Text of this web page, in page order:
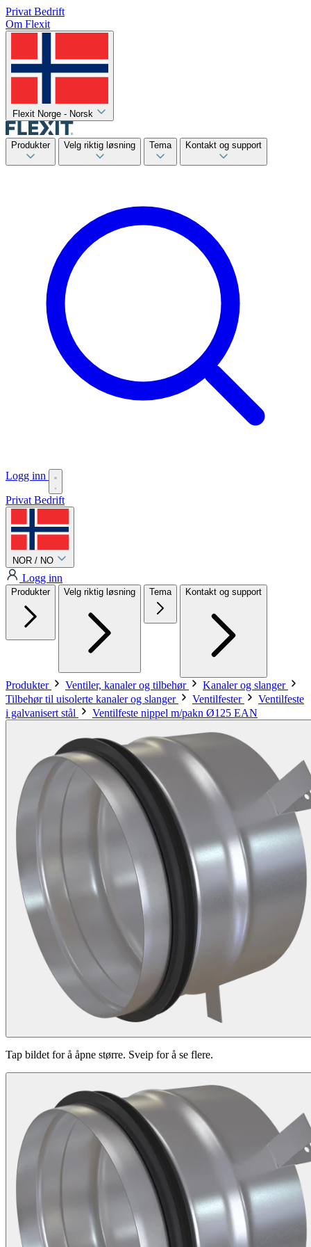
Privat Bedrift
Om Flexit
Flexit Norge - Norsk
Produkter Velg riktig løsning Tema Kontakt og support
Logg inn
Privat Bedrift
NOR / NO
Logg inn
Produkter Velg riktig løsning Tema Kontakt og support
Produkter Ventiler, kanaler og tilbehør
Kanaler og slanger
Tilbehør til uisolerte kanaler og slanger
Ventilfester
Ventilfeste
i galvanisert stål
Ventilfeste nippel m/pakn Ø125 EAN
Tap bildet for å åpne større. Sveip for å se flere.